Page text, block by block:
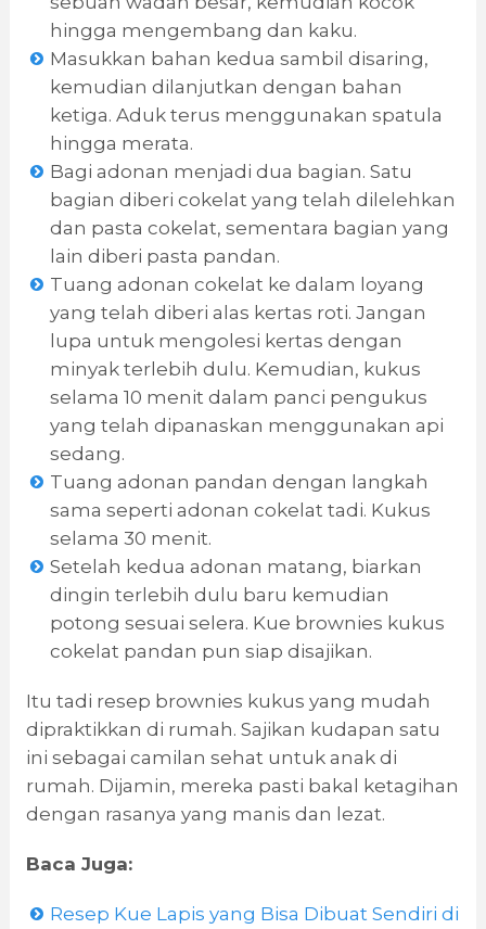
hingga mengembang dan kaku.
Masukkan bahan kedua sambil disaring,
kemudian dilanjutkan dengan bahan
ketiga. Aduk terus menggunakan spatula
hingga merata.
Bagi adonan menjadi dua bagian. Satu
bagian diberi cokelat yang telah dilelehkan
dan pasta cokelat, sementara bagian yang
lain diberi pasta pandan.
Tuang adonan cokelat ke dalam loyang
yang telah diberi alas kertas roti. Jangan
lupa untuk mengolesi kertas dengan
minyak terlebih dulu. Kemudian, kukus
selama 10 menit dalam panci pengukus
yang telah dipanaskan menggunakan api
sedang.
Tuang adonan pandan dengan langkah
sama seperti adonan cokelat tadi. Kukus
selama 30 menit.
Setelah kedua adonan matang, biarkan
dingin terlebih dulu baru kemudian
potong sesuai selera. Kue brownies kukus
cokelat pandan pun siap disajikan.
Itu tadi resep brownies kukus yang mudah
dipraktikkan di rumah. Sajikan kudapan satu
ini sebagai camilan sehat untuk anak di
rumah. Dijamin, mereka pasti bakal ketagihan
dengan rasanya yang manis dan lezat.
Baca Juga:
Resep Kue Lapis yang Bisa Dibuat Sendiri di